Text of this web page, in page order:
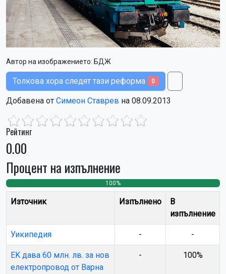
Автор на изображението: БДЖ
Толкова хора следят тази реформа 0
Добавена от Симеон Ставрев на 08.09.2013
Рейтинг
0.00
Процент на изпълнение
100%
Източник Изпълнено
В
изпълнение
Уикипедия - -
EK дава 60 млн. лв. за нов
електропровод от Варна
- 100%